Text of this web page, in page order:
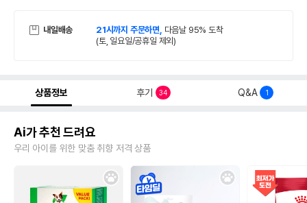
내일배송 21시까지 주문하면, 다음날 95% 도착
(토, 일요일/공휴일 제외)
상품정보 후기 34 Q&A 1
Ai가 추천 드려요
우리 아이를 위한 맞춤 취향 저격 상품